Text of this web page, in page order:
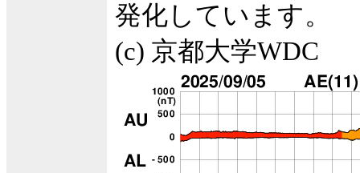
発化しています。
(c) 京都大学WDC